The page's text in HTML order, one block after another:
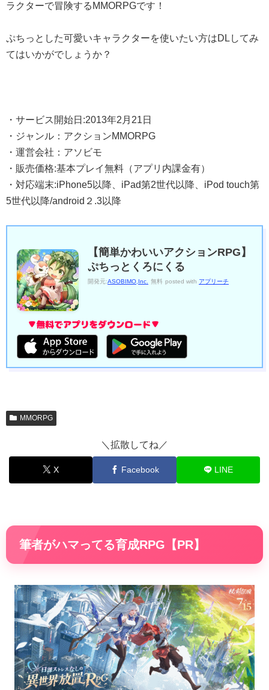
ラクターで冒険するMMORPGです！
ぷちっとした可愛いキャラクターを使いたい方はDLしてみ
てはいかがでしょうか？
・サービス開始日:2013年2月21日
・ジャンル：アクションMMORPG
・運営会社：アソビモ
・販売価格:基本プレイ無料（アプリ内課金有）
・対応端末:iPhone5以降、iPad第2世代以降、iPod touch第
5世代以降/android２.3以降
【簡単かわいいアクションRPG】
ぷちっとくろにくる
開発元:ASOBIMO,Inc. 無料 posted with アプリーチ
MMORPG
＼拡散してね／
X Facebook LINE
筆者がハマってる育成RPG【PR】